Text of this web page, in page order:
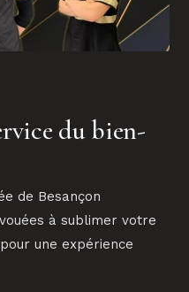
du bien-
de Besançon
à sublimer votre
une expérience